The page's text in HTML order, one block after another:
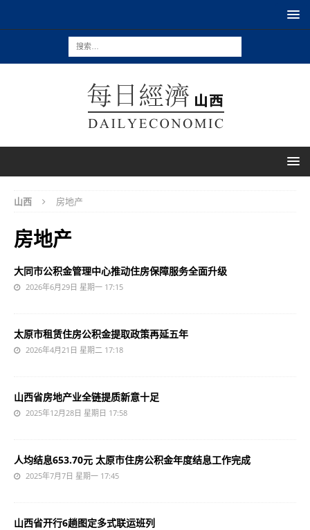
山西 房地产
房地产
大同市公积金管理中心推动住房保障服务全面升级
2026年6月29日 星期一 17:15
太原市租赁住房公积金提取政策再延五年
2026年4月21日 星期二 17:18
山西省房地产业全链提质新意十足
2025年12月28日 星期日 17:58
人均结息653.70元 太原市住房公积金年度结息工作完成
2025年7月7日 星期一 17:45
山西省开行6趟图定多式联运班列